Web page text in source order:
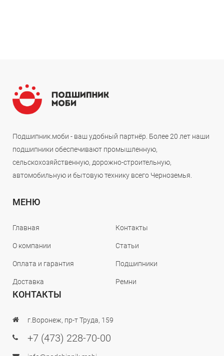
Подшипник.моби - ваш удобный партнёр. Более 20 лет наши
подшипники обеспечивают промышленную,
сельскохозяйственную, дорожно-строительную,
автомобильную и бытовую технику всего Черноземья.
МЕНЮ
Главная
О компании
Оплата и гарантия
Доставка
Контакты
Статьи
Подшипники
Ремни
КОНТАКТЫ
г.Воронеж, пр-т Труда, 159
+7 (473) 228-70-00